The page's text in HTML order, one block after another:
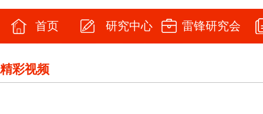
首页 研究中心 雷锋研究会
精彩视频